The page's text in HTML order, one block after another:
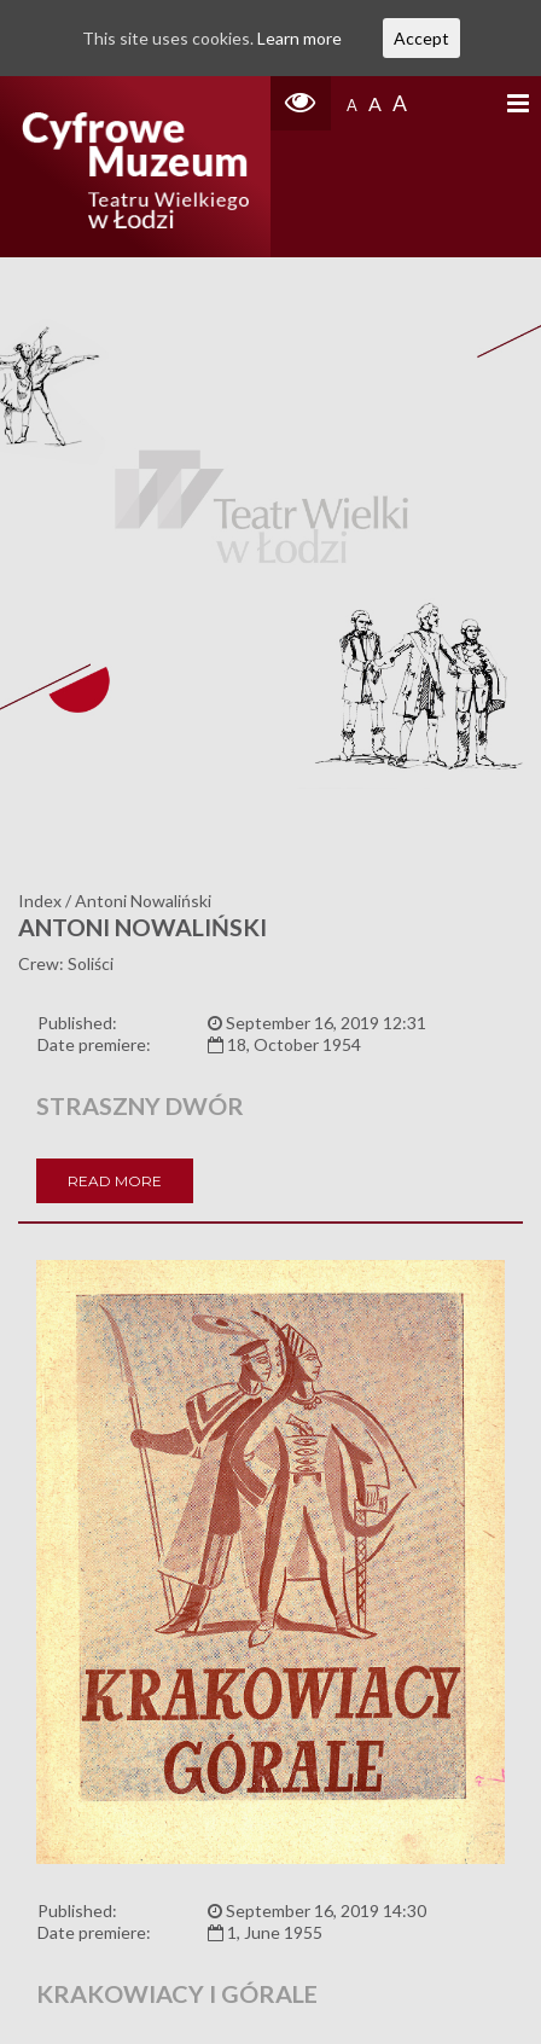
A A A
Index/Antoni Nowaliński
ANTONI NOWALIŃSKI
Crew: Soliści
Published:
September 16, 2019 12:31
Date premiere:
18, October 1954
STRASZNY DWÓR
READ MORE
Published:
September 16, 2019 14:30
Date premiere:
1, June 1955
KRAKOWIACY I GÓRALE
This site uses cookies. Learn more Accept